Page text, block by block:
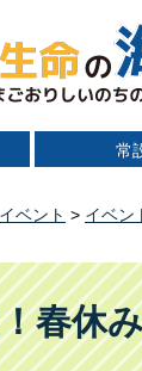
常
イベント > イベン
春休